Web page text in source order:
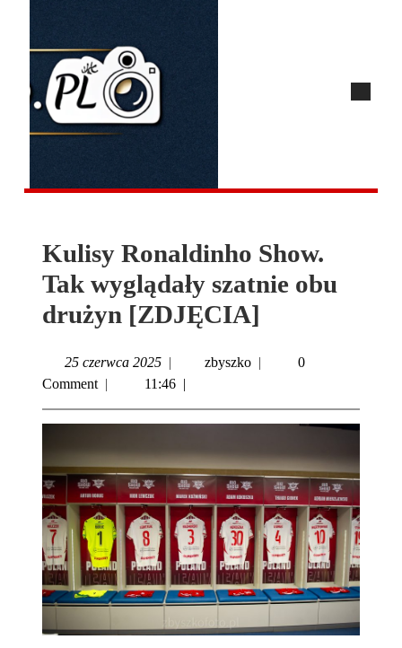
Kulisy Ronaldinho Show.
Tak wyglądały szatnie obu
drużyn [ZDJĘCIA]
25 czerwca 2025 | zbyszko |
0
Comment | 11:46 |